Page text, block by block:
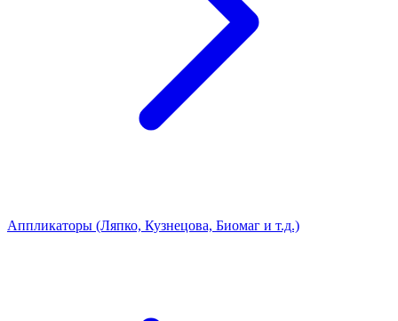
Аппликаторы (Ляпко, Кузнецова, Биомаг и т.д.)